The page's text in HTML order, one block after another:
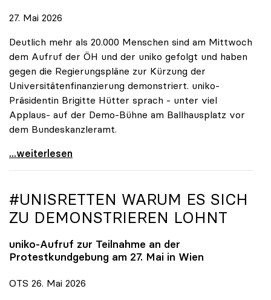
27. Mai 2026
Deutlich mehr als 20.000 Menschen sind am Mittwoch
dem Aufruf der ÖH und der uniko gefolgt und haben
gegen die Regierungspläne zur Kürzung der
Universitätenfinanzierung demonstriert. uniko-
Präsidentin Brigitte Hütter sprach - unter viel
Applaus- auf der Demo-Bühne am Ballhausplatz vor
dem Bundeskanzleramt.
\"Wir nehmen es nicht hin\": Rede von
...weiterlesen
#UNISRETTEN WARUM ES SICH
ZU DEMONSTRIEREN LOHNT
uniko-Aufruf zur Teilnahme an der
Protestkundgebung am 27. Mai in Wien
OTS 26. Mai 2026